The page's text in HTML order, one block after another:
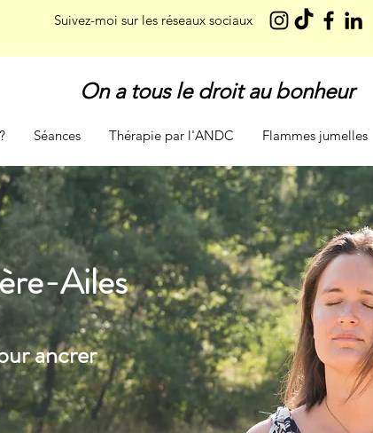
Suivez-moi sur les réseaux sociaux
On a tous le droit au bonheur
Séances Thérapie par l'ANDC Flammes jumelles
Ailes
ancrer